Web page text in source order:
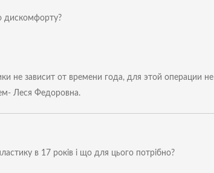
дискомфорту?
зависит от времени года, для этой операции не
Леся Федоровна.
в 17 років і що для цього потрібно?